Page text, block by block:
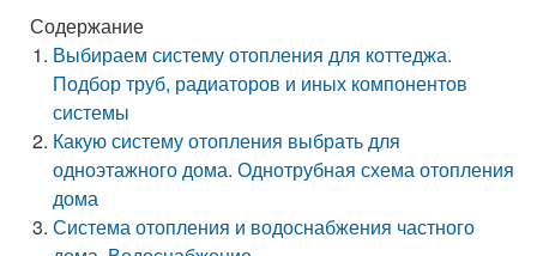
Содержание
Выбираем систему отопления для коттеджа.
Подбор труб, радиаторов и иных компонентов
системы
Какую систему отопления выбрать для
одноэтажного дома. Однотрубная схема отопления
дома
Система отопления и водоснабжения частного